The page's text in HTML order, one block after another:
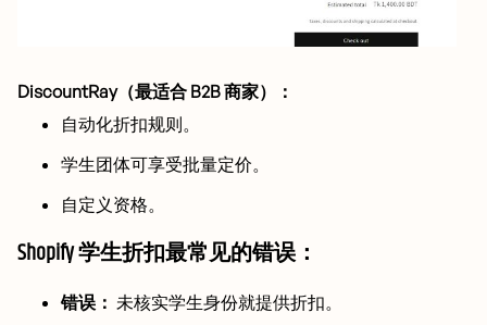
DiscountRay（最适合 B2B 商家）：
自动化折扣规则。
学生团体可享受批量定价。
自定义资格。
Shopify 学生折扣最常见的错误：
错误： 未核实学生身份就提供折扣。